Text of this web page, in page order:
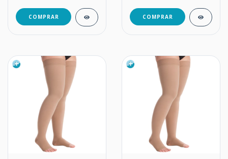
COMPRAR COMPRAR